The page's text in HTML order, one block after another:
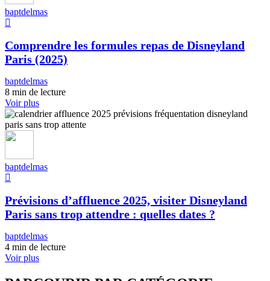
baptdelmas
Comprendre les formules repas de Disneyland
Paris (2025)
baptdelmas
8 min de lecture
Voir plus
baptdelmas
Prévisions d’affluence 2025, visiter Disneyland
Paris sans trop attendre : quelles dates ?
baptdelmas
4 min de lecture
Voir plus